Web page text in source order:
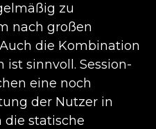
zu
nach großen
die Kombination
sinnvoll. Session-
eine noch
der Nutzer in
die statische